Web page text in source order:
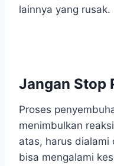
lainnya yang rusak.
Jangan Stop
Proses
menimbulkan
atas, harus dialami
bisa mengalami